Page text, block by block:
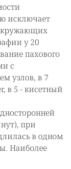
исключает
у 20
пахового
с
узлов, в 7
в 5 - кисетный
при
в одном
Наиболее